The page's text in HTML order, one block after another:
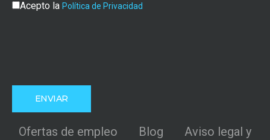
Acepto la Política de Privacidad
Ofertas de empleo Blog
Aviso legal y